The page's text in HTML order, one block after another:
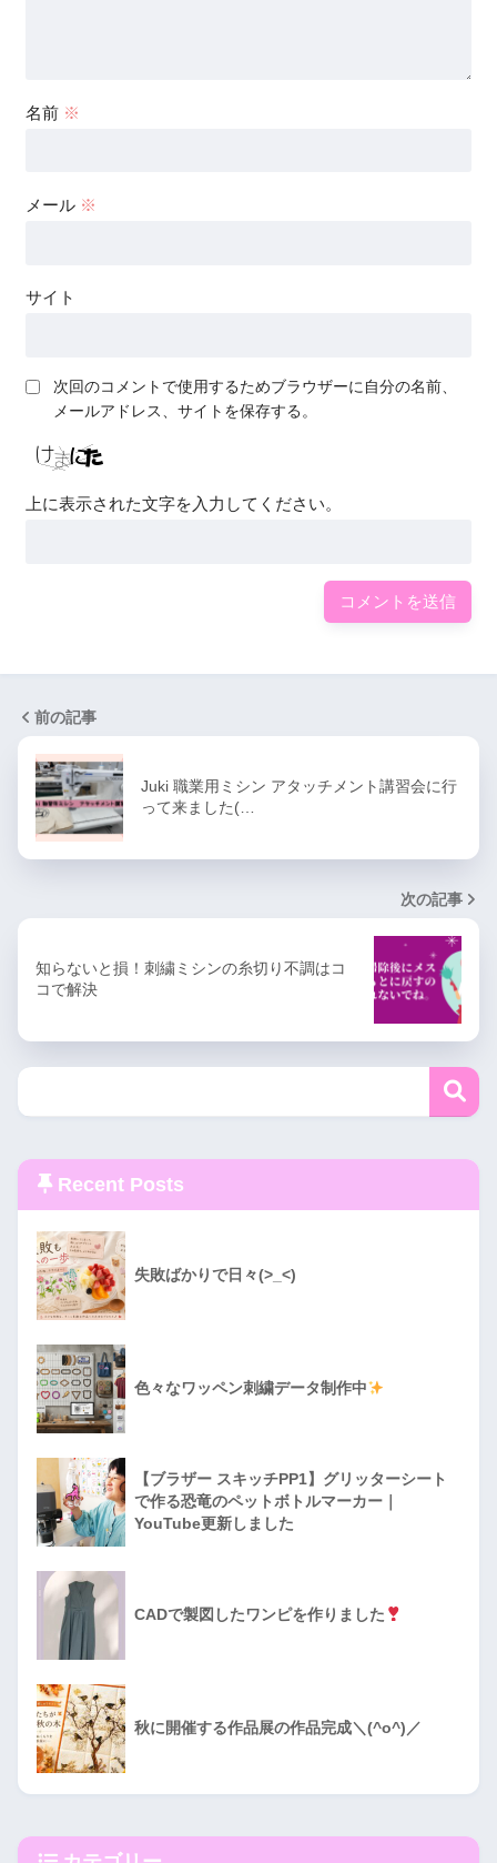
名前 ※
メール ※
サイト
次回のコメントで使用するためブラウザーに自分の名前、
メールアドレス、サイトを保存する。
上に表示された文字を入力してください。
前の記事
Juki 職業用ミシン アタッチメント講習会に行
って来ました(…
次の記事
知らないと損！刺繍ミシンの糸切り不調はコ
コで解決
Recent Posts
失敗ばかりで日々(>_<)
色々なワッペン刺繍データ制作中
【ブラザー スキッチPP1】グリッターシート
で作る恐竜のペットボトルマーカー｜
YouTube更新しました
CADで製図したワンピを作りました
秋に開催する作品展の作品完成＼(^o^)／